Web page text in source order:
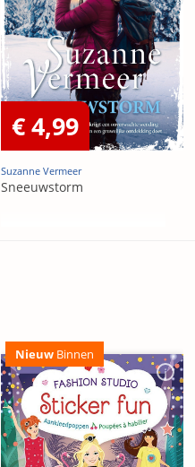
€ 4,99
Suzanne Vermeer
Sneeuwstorm
Nieuw Binnen